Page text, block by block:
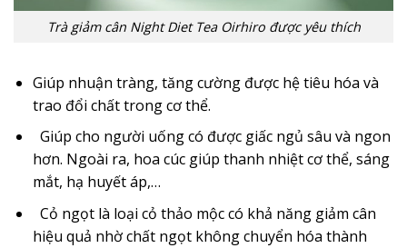
Trà giảm cân Night Diet Tea Oirhiro được yêu thích
Giúp nhuận tràng, tăng cường được hệ tiêu hóa và
trao đổi chất trong cơ thể.
Giúp cho người uống có được giấc ngủ sâu và ngon
hơn. Ngoài ra, hoa cúc giúp thanh nhiệt cơ thể, sáng
mắt, hạ huyết áp,…
Cỏ ngọt là loại cỏ thảo mộc có khả năng giảm cân
hiệu quả nhờ chất ngọt không chuyển hóa thành